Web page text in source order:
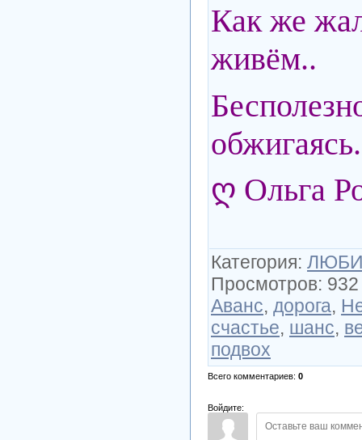
Как же
живём..
ღ Ольга
Категория:
Просмотров: 932
Аванс, дорога,
счастье, шанс,
подвох
Всего комментариев: 0
Войдите: